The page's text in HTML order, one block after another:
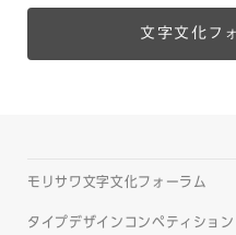
文字文化フ
モリサワ文字文化フォーラム
タイプデザインコンペティション